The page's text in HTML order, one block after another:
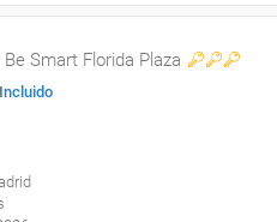
Smart Florida Plaza